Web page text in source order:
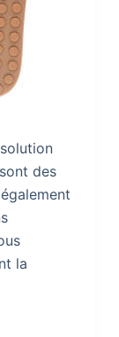
des
la